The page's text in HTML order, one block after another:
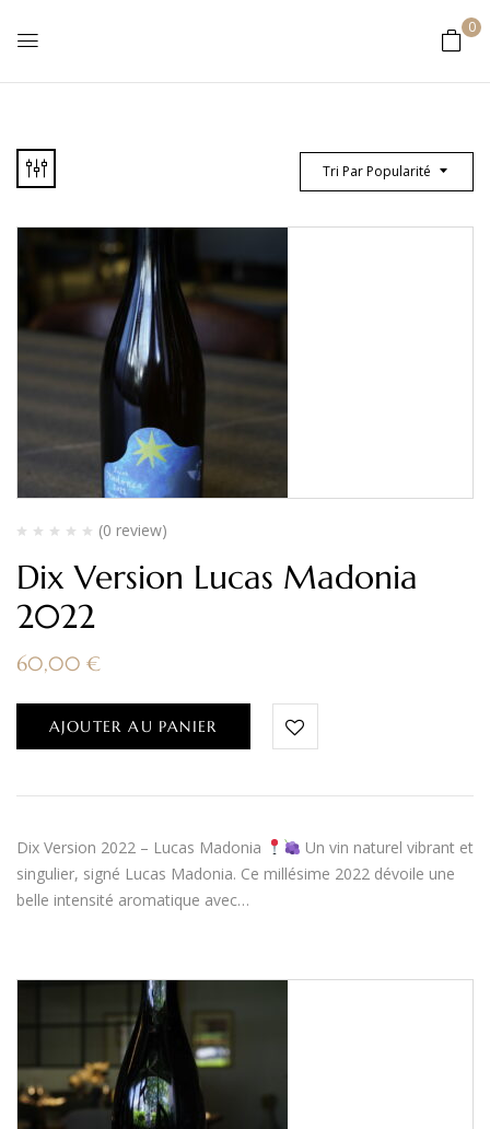
0
Tri Par Popularité
(0 review)
Dix Version Lucas Madonia
2022
60,00 €
AJOUTER AU PANIER
Dix Version 2022 – Lucas Madonia
Un vin naturel vibrant et
singulier, signé Lucas Madonia. Ce millésime 2022 dévoile une
belle intensité aromatique avec…